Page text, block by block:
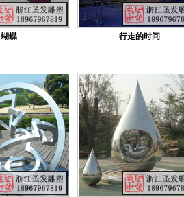
蝴蝶 行走的时间